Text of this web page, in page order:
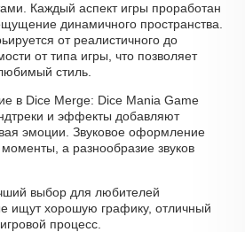
Каждый аспект игры проработан
динамичного пространства.
от реалистичного до
от типа игры, что позволяет
стиль.
в Dice Merge: Dice Mania Game
и эффекты добавляют
эмоции. Звуковое оформление
а разнообразие звуков
выбор для любителей
ищут хорошую графику, отличный
процесс.